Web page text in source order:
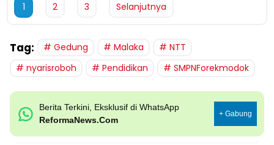
1 2 3 Selanjutnya
Tag: Gedung Malaka
NTT
nyarisroboh
Pendidikan SMPNForekmodok
Berita Terkini, Eksklusif di WhatsApp
ReformaNews.Com
+ Gabung